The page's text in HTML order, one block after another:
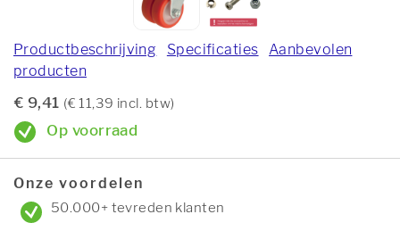
Productbeschrijving Specificaties
Aanbevolen
producten
€ 9,41 (€ 11,39 incl. btw)
Op voorraad
Onze voordelen
50.000+ tevreden klanten